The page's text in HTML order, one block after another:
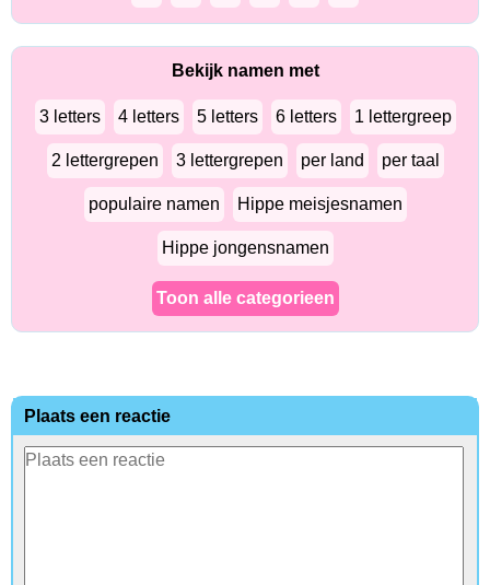
Bekijk namen met
3 letters 4 letters 5 letters 6 letters 1 lettergreep
2 lettergrepen 3 lettergrepen per land per taal
populaire namen Hippe meisjesnamen
Hippe jongensnamen
Toon alle categorieen
Plaats een reactie